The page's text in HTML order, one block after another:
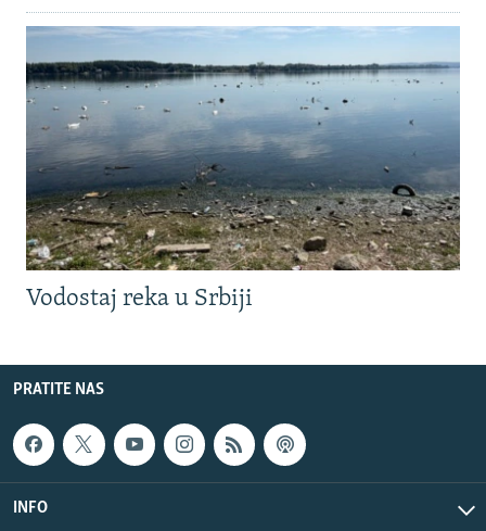
Vodostaj reka u Srbiji
PRATITE NAS
INFO